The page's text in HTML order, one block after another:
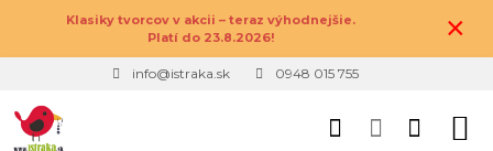
Klasiky tvorcov v akcii – teraz výhodnejšie.
Platí do 23.8.2026!
×
info@istraka.sk 0948 015 755